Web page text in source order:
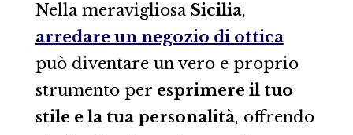
Nella meravigliosa Sicilia,
arredare un negozio di ottica
può diventare un vero e proprio
strumento per esprimere il tuo
stile e la tua personalità, offrendo